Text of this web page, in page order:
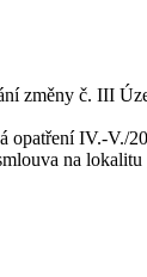
změny č. III
IV.-V./
na lokalitu